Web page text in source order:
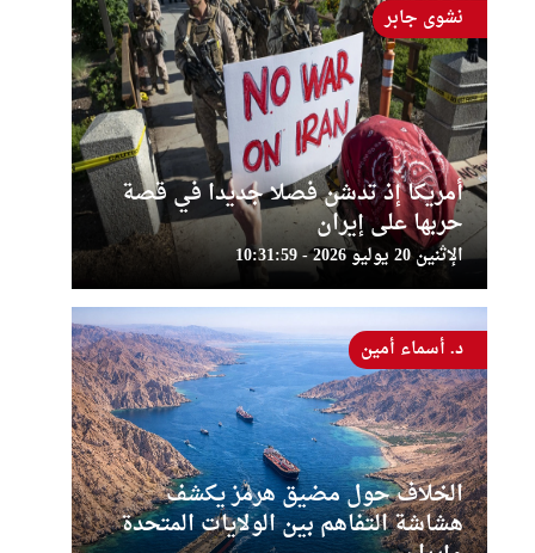
أمريكا إذ تدشن فصلا جديدا في قصة
حربها على إيران
الإثنين 20 يوليو 2026 - 10:31:59
نشوى جابر
الخلاف حول مضيق هرمز يكشف
هشاشة التفاهم بين الولايات المتحدة
د. أسماء أمين